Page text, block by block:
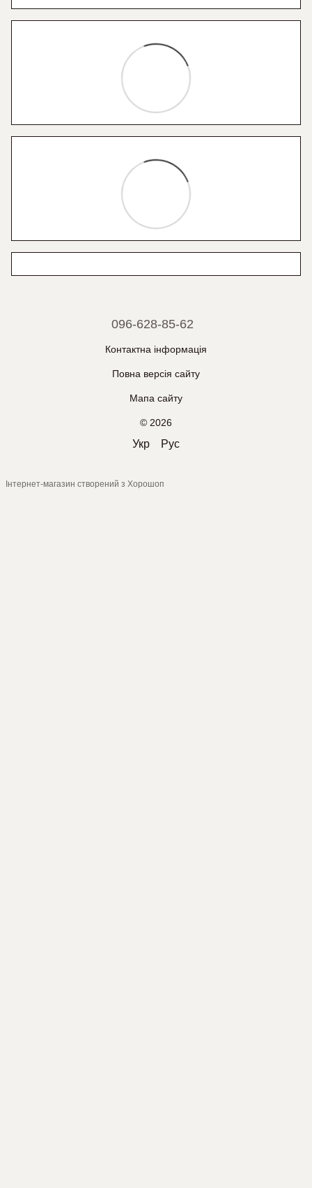
096-628-85-62
Контактна інформація
Повна версія сайту
Мапа сайту
© 2026
Укр Рус
Інтернет-магазин створений з Хорошоп